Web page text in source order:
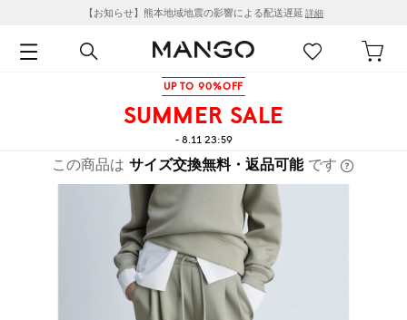
【お知らせ】熊本地域地震の影響による配送遅延 詳細
UP TO 90%OFF
SUMMER SALE
- 8.11 23:59
この商品は サイズ交換無料・返品可能 です